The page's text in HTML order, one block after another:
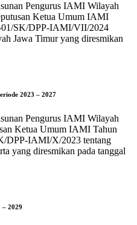
Pengurus IAMI Wilayah
Ketua Umum IAMI
01/SK/DPP-IAMI/VII/2024
Jawa Timur yang diresmikan
2023 – 2027
Pengurus IAMI Wilayah
Ketua Umum IAMI Tahun
DPP-IAMI/X/2023 tentang
yang diresmikan pada tanggal
– 2029